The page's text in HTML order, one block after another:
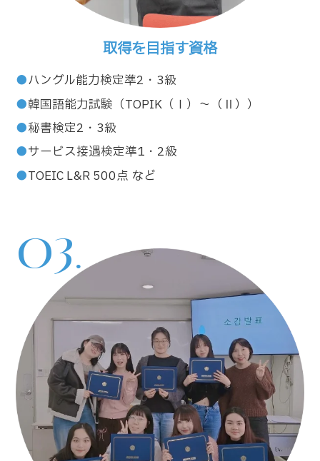
取得を目指す資格
ハングル能力検定準2・3級
韓国語能力試験（TOPIK（Ⅰ）～（Ⅱ））
秘書検定2・3級
サービス接遇検定準1・2級
TOEIC L&R 500点 など
03.